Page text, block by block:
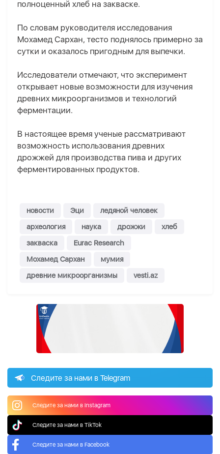
полноценный хлеб на закваске.
По словам руководителя исследования
Мохамед Сархан, тесто поднялось примерно за
сутки и оказалось пригодным для выпечки.
Исследователи отмечают, что эксперимент
открывает новые возможности для изучения
древних микроорганизмов и технологий
ферментации.
В настоящее время ученые рассматривают
возможность использования древних
дрожжей для производства пива и других
ферментированных продуктов.
новости Эци
ледяной человек
археология
наука дрожжи
хлеб
закваска
Eurac Research
Мохамед Сархан
мумия
древние микроорганизмы
vesti.az
Следите за нами в Telegram
Следите за нами в Instagram
Следите за нами в TikTok
Следите за нами в Facebook